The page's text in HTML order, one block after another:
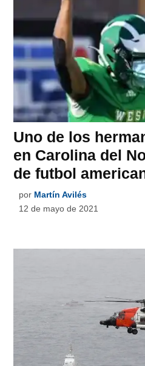
Uno de los
en Carolina del
de futbol
por Martín Avilés
12 de mayo de 2021